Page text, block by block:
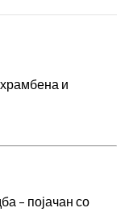
и
– појачан со